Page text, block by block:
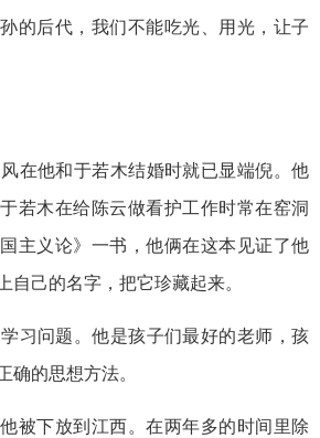
的后代，我们不能吃光、用光，让子
在他和于若木结婚时就已显端倪。他
若木在给陈云做看护工作时常在窑洞
主义论》一书，他俩在这本见证了他
自己的名字，把它珍藏起来。
习问题。他是孩子们最好的老师，孩
确的思想方法。
被下放到江西。在两年多的时间里除